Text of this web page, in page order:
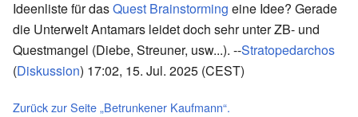
Ideenliste für dasQuest Brainstorming eine Idee? Gerade
die Unterwelt Antamars leidet doch sehr unter ZB- und
Questmangel (Diebe, Streuner, usw...). --Stratopedarchos
(Diskussion) 17:02, 15. Jul. 2025 (CEST)
Zurück zur Seite „Betrunkener Kaufmann“.